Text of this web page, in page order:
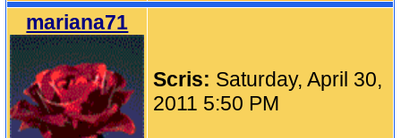
mariana71
Scris: Saturday, April 30,
2011 5:50 PM